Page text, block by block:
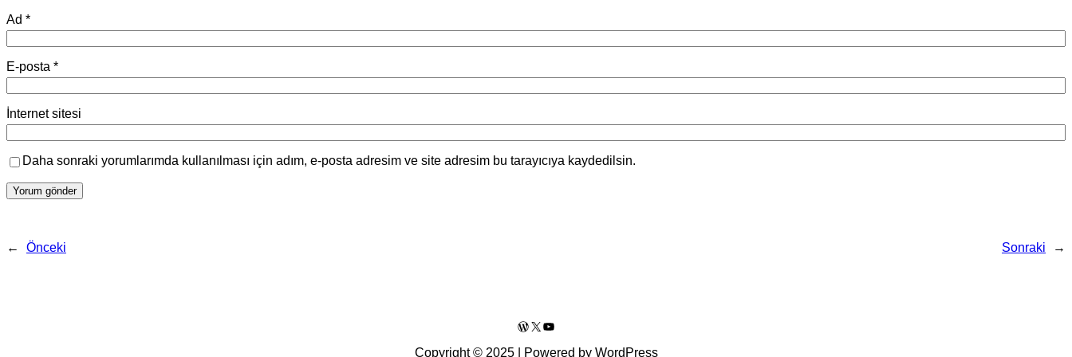
Ad *
E-posta *
İnternet sitesi
Daha sonraki yorumlarımda kullanılması için adım, e-posta adresim ve site adresim bu tarayıcıya kaydedilsin.
← Önceki Sonraki →
WordPress
X YouTube
Copyright © 2025 | Powered by WordPress